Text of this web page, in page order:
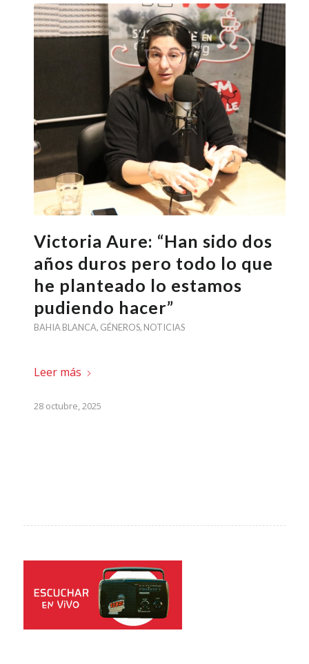
Victoria Aure: “Han sido dos
años duros pero todo lo que
he planteado lo estamos
pudiendo hacer”
BAHIA BLANCA, GÉNEROS, NOTICIAS
Leer más
28 octubre, 2025